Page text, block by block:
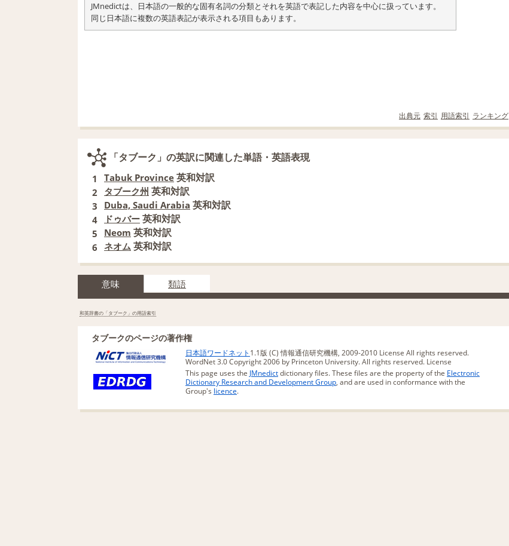
JMnedictは、日本語の一般的な固有名詞の分類とそれを英語で表記した内容を中心に扱っています。
同じ日本語に複数の英語表記が表示される項目もあります。
出典元 索引 用語索引 ランキング
「タブーク」の英訳に関連した単語・英語表現
1 Tabuk Province 英和対訳
2 タブーク州 英和対訳
3 Duba, Saudi Arabia 英和対訳
4 ドゥバー 英和対訳
5 Neom 英和対訳
6 ネオム 英和対訳
意味 類語
和英辞書の「タブーク」の用語索引
タブークのページの著作権
日本語ワードネット 1.1版 (C) 情報通信研究機構, 2009-2010 License All rights reserved.
WordNet 3.0 Copyright 2006 by Princeton University. All rights reserved. License
This page uses the JMnedictdictionary files. These files are the property of the Electronic
Dictionary Research and Development Group, and are used in conformance with the
Group's licence.